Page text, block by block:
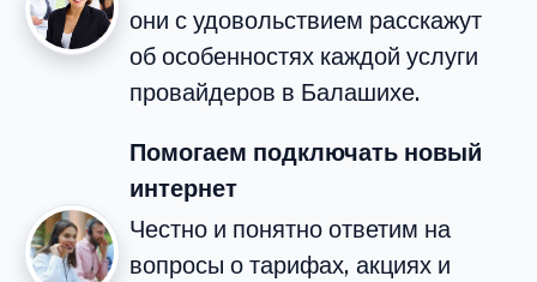
они с удовольствием расскажут
об особенностях каждой услуги
провайдеров в Балашихе.
Помогаем подключать новый
интернет
Честно и понятно ответим на
вопросы о тарифах, акциях и